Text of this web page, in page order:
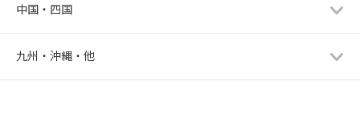
中国・四国
九州・沖縄・他